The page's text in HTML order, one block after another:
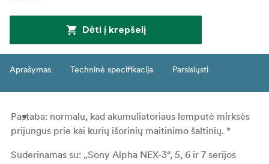
Dėti į krepšelį
Aprašymas Techninė specifikacija Parsisiųsti
Pastaba: normalu, kad akumuliatoriaus lemputė mirksės
prijungus prie kai kurių išorinių maitinimo šaltinių. *
Suderinamas su: „Sony Alpha NEX-3“, 5, 6 ir 7 serijos